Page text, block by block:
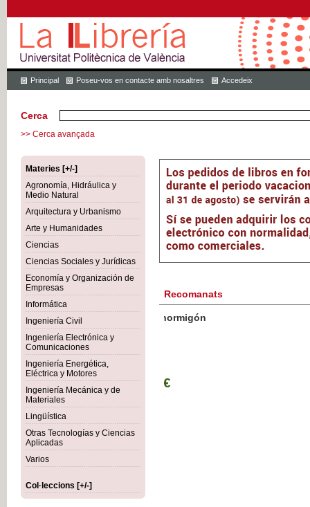
Principal Poseu-vos en contacte amb nosaltres Accedeix
Cerca
>> Cerca avançada
Materies [+/-]
Agronomía, Hidráulica y
Medio Natural
Arquitectura y Urbanismo
Arte y Humanidades
Ciencias
Ciencias Sociales y Jurídicas
Economía y Organización de
Empresas
Informática
Ingeniería Civil
Ingeniería Electrónica y
Comunicaciones
Ingeniería Energética,
Eléctrica y Motores
Ingeniería Mecánica y de
Materiales
Lingüística
Otras Tecnologías y Ciencias
Aplicadas
Varios
Col·leccions [+/-]
Recomanats
Botánica Agroalimentaria